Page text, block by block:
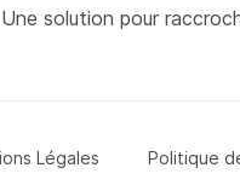
Une solution pour
Pied de page
Légales Politique